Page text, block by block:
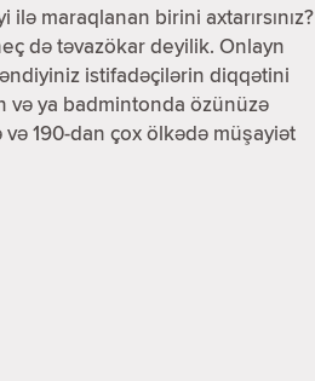
maraqlanan birini axtarırsınız?
də təvazökar deyilik. Onlayn
istifadəçilərin diqqətini
və ya badmintonda özünüzə
190-dan çox ölkədə müşayiət